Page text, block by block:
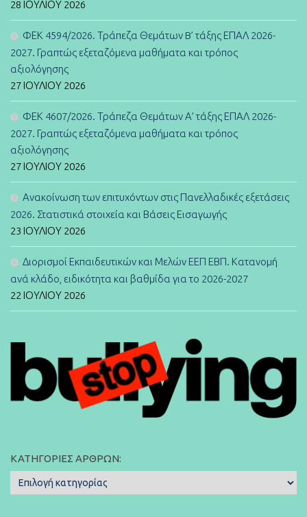
28 ΙΟΥΛΊΟΥ 2026
ΦΕΚ 4594/2026. Τράπεζα Θεμάτων B’ τάξης ΕΠΑΛ 2026-
2027. Γραπτώς εξεταζόμενα μαθήματα και τρόπος
αξιολόγησης
27 ΙΟΥΛΊΟΥ 2026
ΦΕΚ 4607/2026. Τράπεζα Θεμάτων Α’ τάξης ΕΠΑΛ 2026-
2027. Γραπτώς εξεταζόμενα μαθήματα και τρόπος
αξιολόγησης
27 ΙΟΥΛΊΟΥ 2026
Ανακοίνωση των επιτυχόντων στις Πανελλαδικές εξετάσεις
2026. Στατιστικά στοιχεία και Βάσεις Εισαγωγής
23 ΙΟΥΛΊΟΥ 2026
Διορισμοί Εκπαιδευτικών και Μελών ΕΕΠ ΕΒΠ. Κατανομή
ανά κλάδο, ειδικότητα και βαθμίδα για το 2026-2027
22 ΙΟΥΛΊΟΥ 2026
ΚΑΤΗΓΟΡΊΕΣ ΆΡΘΡΩΝ:
Κατηγορίες
Άρθρων: